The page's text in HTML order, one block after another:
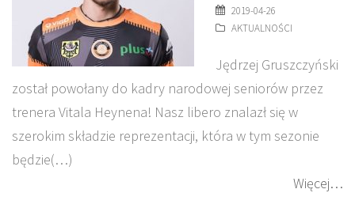
2019-04-26
AKTUALNOŚCI
Jędrzej Gruszczyński
został powołany do kadry narodowej seniorów przez
trenera Vitala Heynena! Nasz libero znalazł się w
szerokim składzie reprezentacji, która w tym sezonie
będzie(…)
Więcej…